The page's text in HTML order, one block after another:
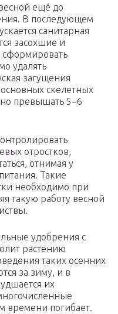
ещё до
В последующем
санитарная
засохшие и
удалять
загущения
основных скелетных
превышать 5−6
отростков,
отнимая у
Такие
необходимо при
такую работу весной
удобрения с
растению
таких осенних
за зиму, и в
их
времени погибает.